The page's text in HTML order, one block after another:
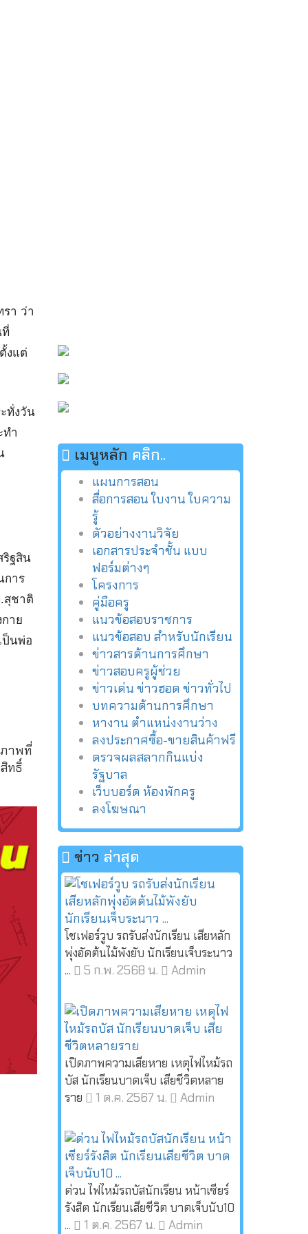
า ว่า
งแต่
ทั่งวัน
ทำ
ริฐสิน
การ
สุชาติ
าย
ป็นพ่อ
าพที่
ทธิ์
เมนูหลัก คลิก..
แผนการสอน
สื่อการสอน ใบงาน ใบความ
รู้
ตัวอย่างงานวิจัย
เอกสารประจำชั้น แบบ
ฟอร์มต่างๆ
โครงการ
คู่มือครู
แนวข้อสอบราชการ
แนวข้อสอบ สำหรับนักเรียน
ข่าวสารด้านการศึกษา
ข่าวสอบครูผู้ช่วย
ข่าวเด่น ข่าวฮอต ข่าวทั่วไป
บทความด้านการศึกษา
หางาน ตำแหน่งงานว่าง
ลงประกาศซื้อ-ขายสินค้าฟรี
ตรวจผลสลากกินแบ่ง
รัฐบาล
เว็บบอร์ด ห้องพักครู
ลงโฆษณา
ข่าว ล่าสุด
โชเฟอร์วูบ รถรับส่งนักเรียน เสียหลัก
พุ่งอัดต้นไม้พังยับ นักเรียนเจ็บระนาว
...
5 ก.พ. 2568 น. Admin
เปิดภาพความเสียหาย เหตุไฟไหม้รถ
บัส นักเรียนบาดเจ็บ เสียชีวิตหลาย
ราย
1 ต.ค. 2567 น. Admin
ด่วน ไฟไหม้รถบัสนักเรียน หน้าเซียร์
รังสิต นักเรียนเสียชีวิต บาดเจ็บนับ10
...
1 ต.ค. 2567 น. Admin